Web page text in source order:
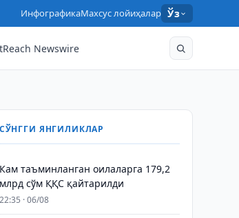
ИнфографикаМахсус лойиҳалар Ўз
Newswire
СЎНГГИ ЯНГИЛИКЛАР
Кам таъминланган оилаларга 179,2
млрд сўм ҚҚС қайтарилди
22:35 · 06/08